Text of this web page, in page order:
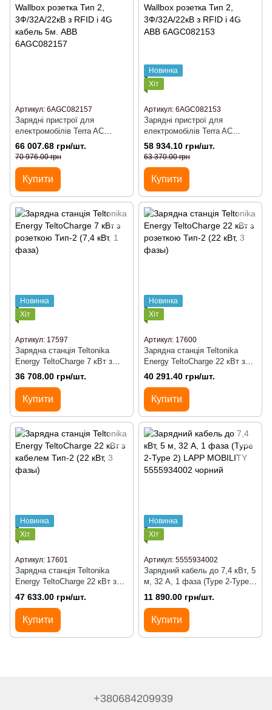
Артикул: 6AGC082157
Зарядні пристрої для
електромобілів Terra AC
Wallbox розетка Тип 2,
3Ф/32A/22кВ з RFID і 4G
66 007.68 грн/шт.
70 976.00 грн
Купити
Новинка
Хіт
Артикул: 6AGC082153
Зарядні пристрої для
електромобілів Terra AC
Wallbox розетка Тип 2,
3Ф/32A/22кВ з RFID і 4G ABB
58 934.10 грн/шт.
63 370.00 грн
Купити
Новинка
Хіт
Артикул: 17597
Зарядна станція Teltonika
Energy TeltoCharge 7 кВт з
розеткою Тип-2 (7,4 кВт, 1
36 708.00 грн/шт.
Купити
Новинка
Хіт
Артикул: 17600
Зарядна станція Teltonika
Energy TeltoCharge 22 кВт з
розеткою Тип-2 (22 кВт, 3
40 291.40 грн/шт.
Купити
Новинка
Хіт
Артикул: 17601
Зарядна станція Teltonika
Energy TeltoCharge 22 кВт з
кабелем Тип-2 (22 кВт, 3
47 633.00 грн/шт.
Купити
Новинка
Хіт
Артикул: 5555934002
Зарядний кабель до 7,4 кВт, 5
м, 32 А, 1 фаза (Type 2-Type
2) LAPP MOBILITY
5555934002 чорний
11 890.00 грн/шт.
Купити
+380684209939